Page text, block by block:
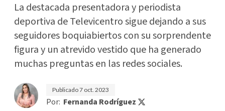
La destacada presentadora y periodista
deportiva de Televicentro sigue dejando a sus
seguidores boquiabiertos con su sorprendente
figura y un atrevido vestido que ha generado
muchas preguntas en las redes sociales.
Publicado7 oct. 2023
Por: Fernanda Rodríguez